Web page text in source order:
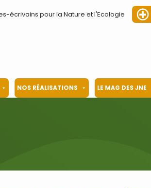
écrivains pour la Nature et l'Ecologie
NOS RÉALISATIONS LE MAG DES JNE